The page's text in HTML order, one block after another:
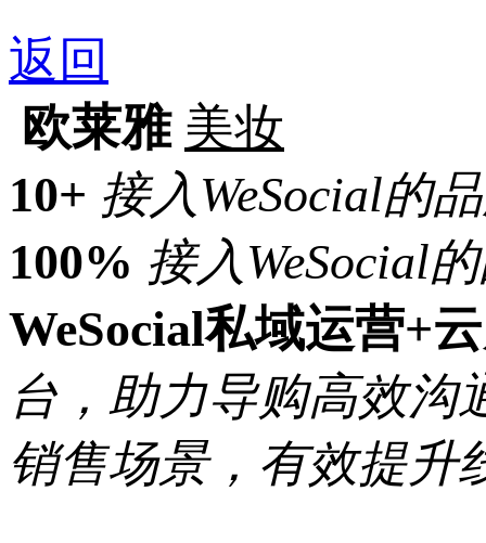
返回
欧莱雅 美妆
10+ 接入WeSocial的
100% 接入WeSocial
WeSocial私域运营+
台，助力导购高效沟
销售场景，有效提升